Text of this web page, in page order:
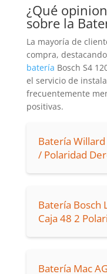
¿Qué
sobre la
La mayoría de
compra,
batería Bosch S4
el servicio de
frecuentemente
positivas.
Batería
/ Polaridad
Batería Bosch
Caja 48 2
Batería Mac